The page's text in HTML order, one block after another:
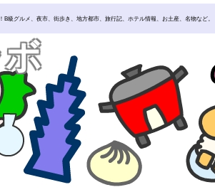
B級グルメ、夜市、街歩き、地方都市、旅行記、ホテル情報、お土産、名物など。